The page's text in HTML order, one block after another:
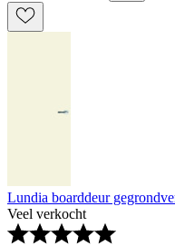
Lundia boarddeur
Veel verkocht